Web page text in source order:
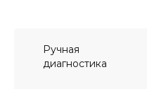
Ручная
диагностика